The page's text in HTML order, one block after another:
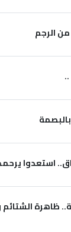
الرجم
استعدوا
ظاهرة